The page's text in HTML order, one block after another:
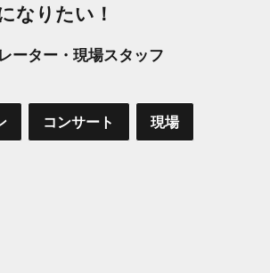
なりたい！
ーター・現場スタッフ
コンサート 現場